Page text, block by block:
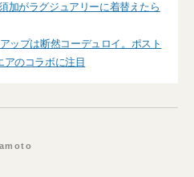
加がラグジュアリーに着替えたら
ップは断然コーデュロイ。ポスト
のコラボに注目